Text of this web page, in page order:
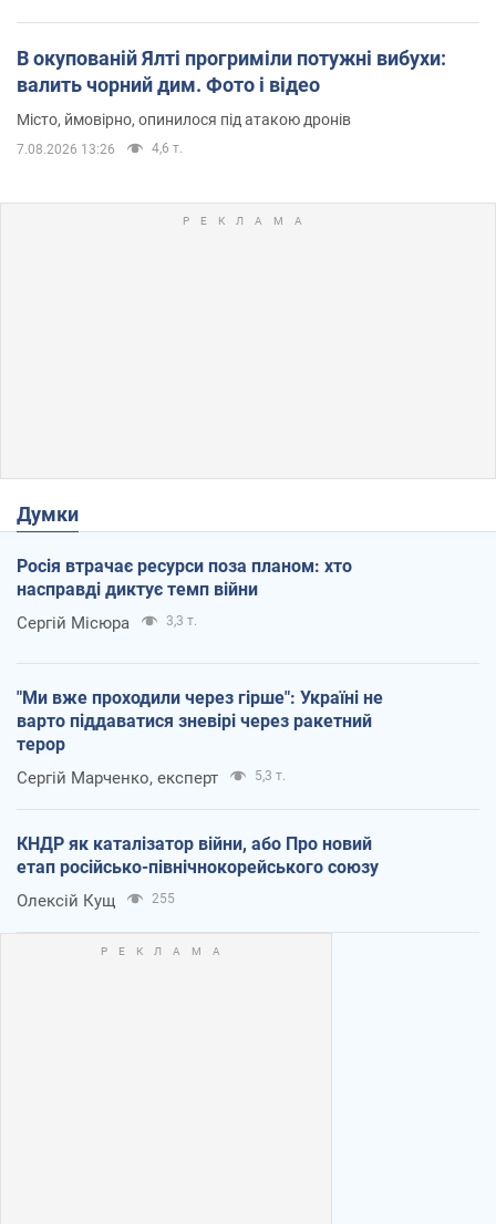
В окупованій Ялті прогриміли потужні вибухи:
валить чорний дим. Фото і відео
Місто, ймовірно, опинилося під атакою дронів
7.08.2026 13:26 4,6 т.
Думки
Росія втрачає ресурси поза планом: хто
насправді диктує темп війни
Сергій Місюра 3,3 т.
"Ми вже проходили через гірше": Україні не
варто піддаватися зневірі через ракетний
терор
Сергій Марченко, експерт 5,3 т.
КНДР як каталізатор війни, або Про новий
етап російсько-північнокорейського союзу
Олексій Кущ 255